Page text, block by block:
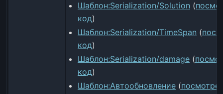
Шаблон:Serialization/Solution (
код)
Шаблон:Serialization/TimeSpan (
код)
Шаблон:Serialization/damage (
код)
Шаблон:Автообновление (